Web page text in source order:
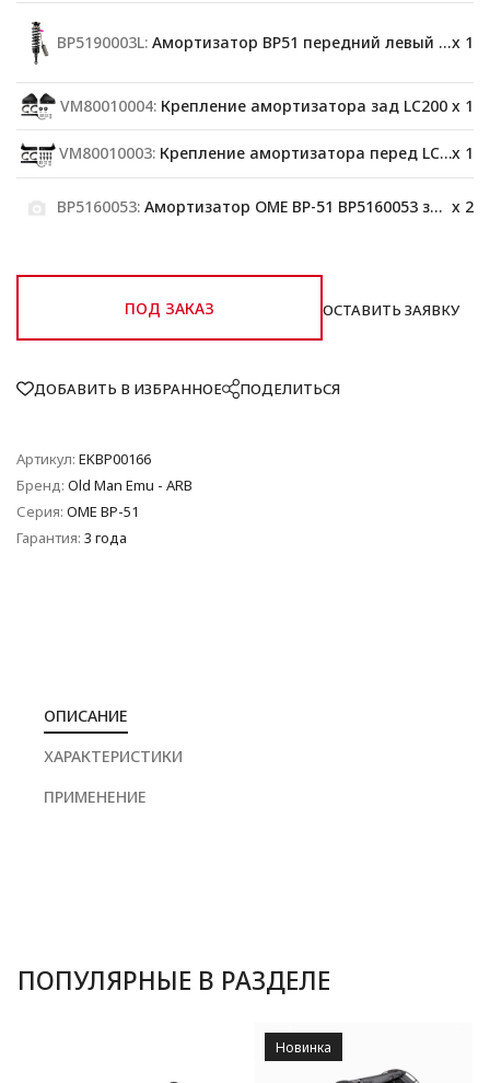
BP5190003L: Амортизатор BP51 передний левый LC200 x 1
VM80010004: Крепление амортизатора зад LC200 x 1
VM80010003:Крепление амортизатора перед LC200 x 1
BP5160053: Амортизатор OME BP-51 BP5160053 задний x 2
ПОД ЗАКАЗ ОСТАВИТЬ ЗАЯВКУ
ДОБАВИТЬ В ИЗБРАННОЕ ПОДЕЛИТЬСЯ
Артикул: EKBP00166
Бренд: Old Man Emu - ARB
Серия: OME BP-51
Гарантия: 3 года
ОПИСАНИЕ
ХАРАКТЕРИСТИКИ
ПРИМЕНЕНИЕ
ПОПУЛЯРНЫЕ В РАЗДЕЛЕ
Новинка